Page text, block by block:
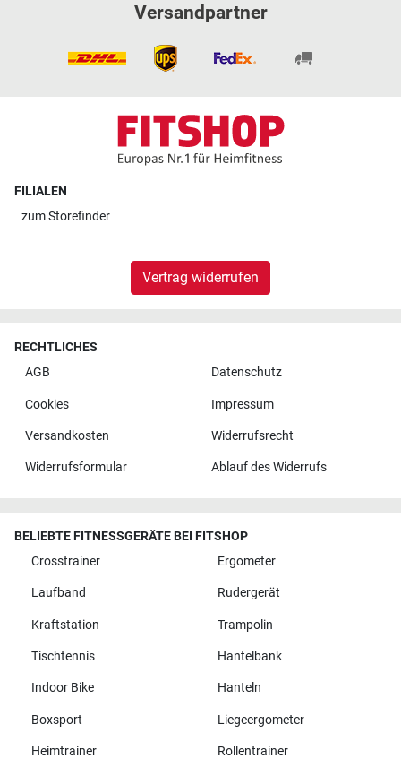
Versandpartner
FILIALEN
zumStorefinder
Vertrag widerrufen
RECHTLICHES
AGB
Datenschutz
Cookies Impressum
Versandkosten Widerrufsrecht
Widerrufsformular Ablauf des Widerrufs
BELIEBTE FITNESSGERÄTE BEI FITSHOP
Crosstrainer
Ergometer
Laufband Rudergerät
Kraftstation Trampolin
Tischtennis Hantelbank
Indoor Bike Hanteln
Boxsport Liegeergometer
Heimtrainer Rollentrainer